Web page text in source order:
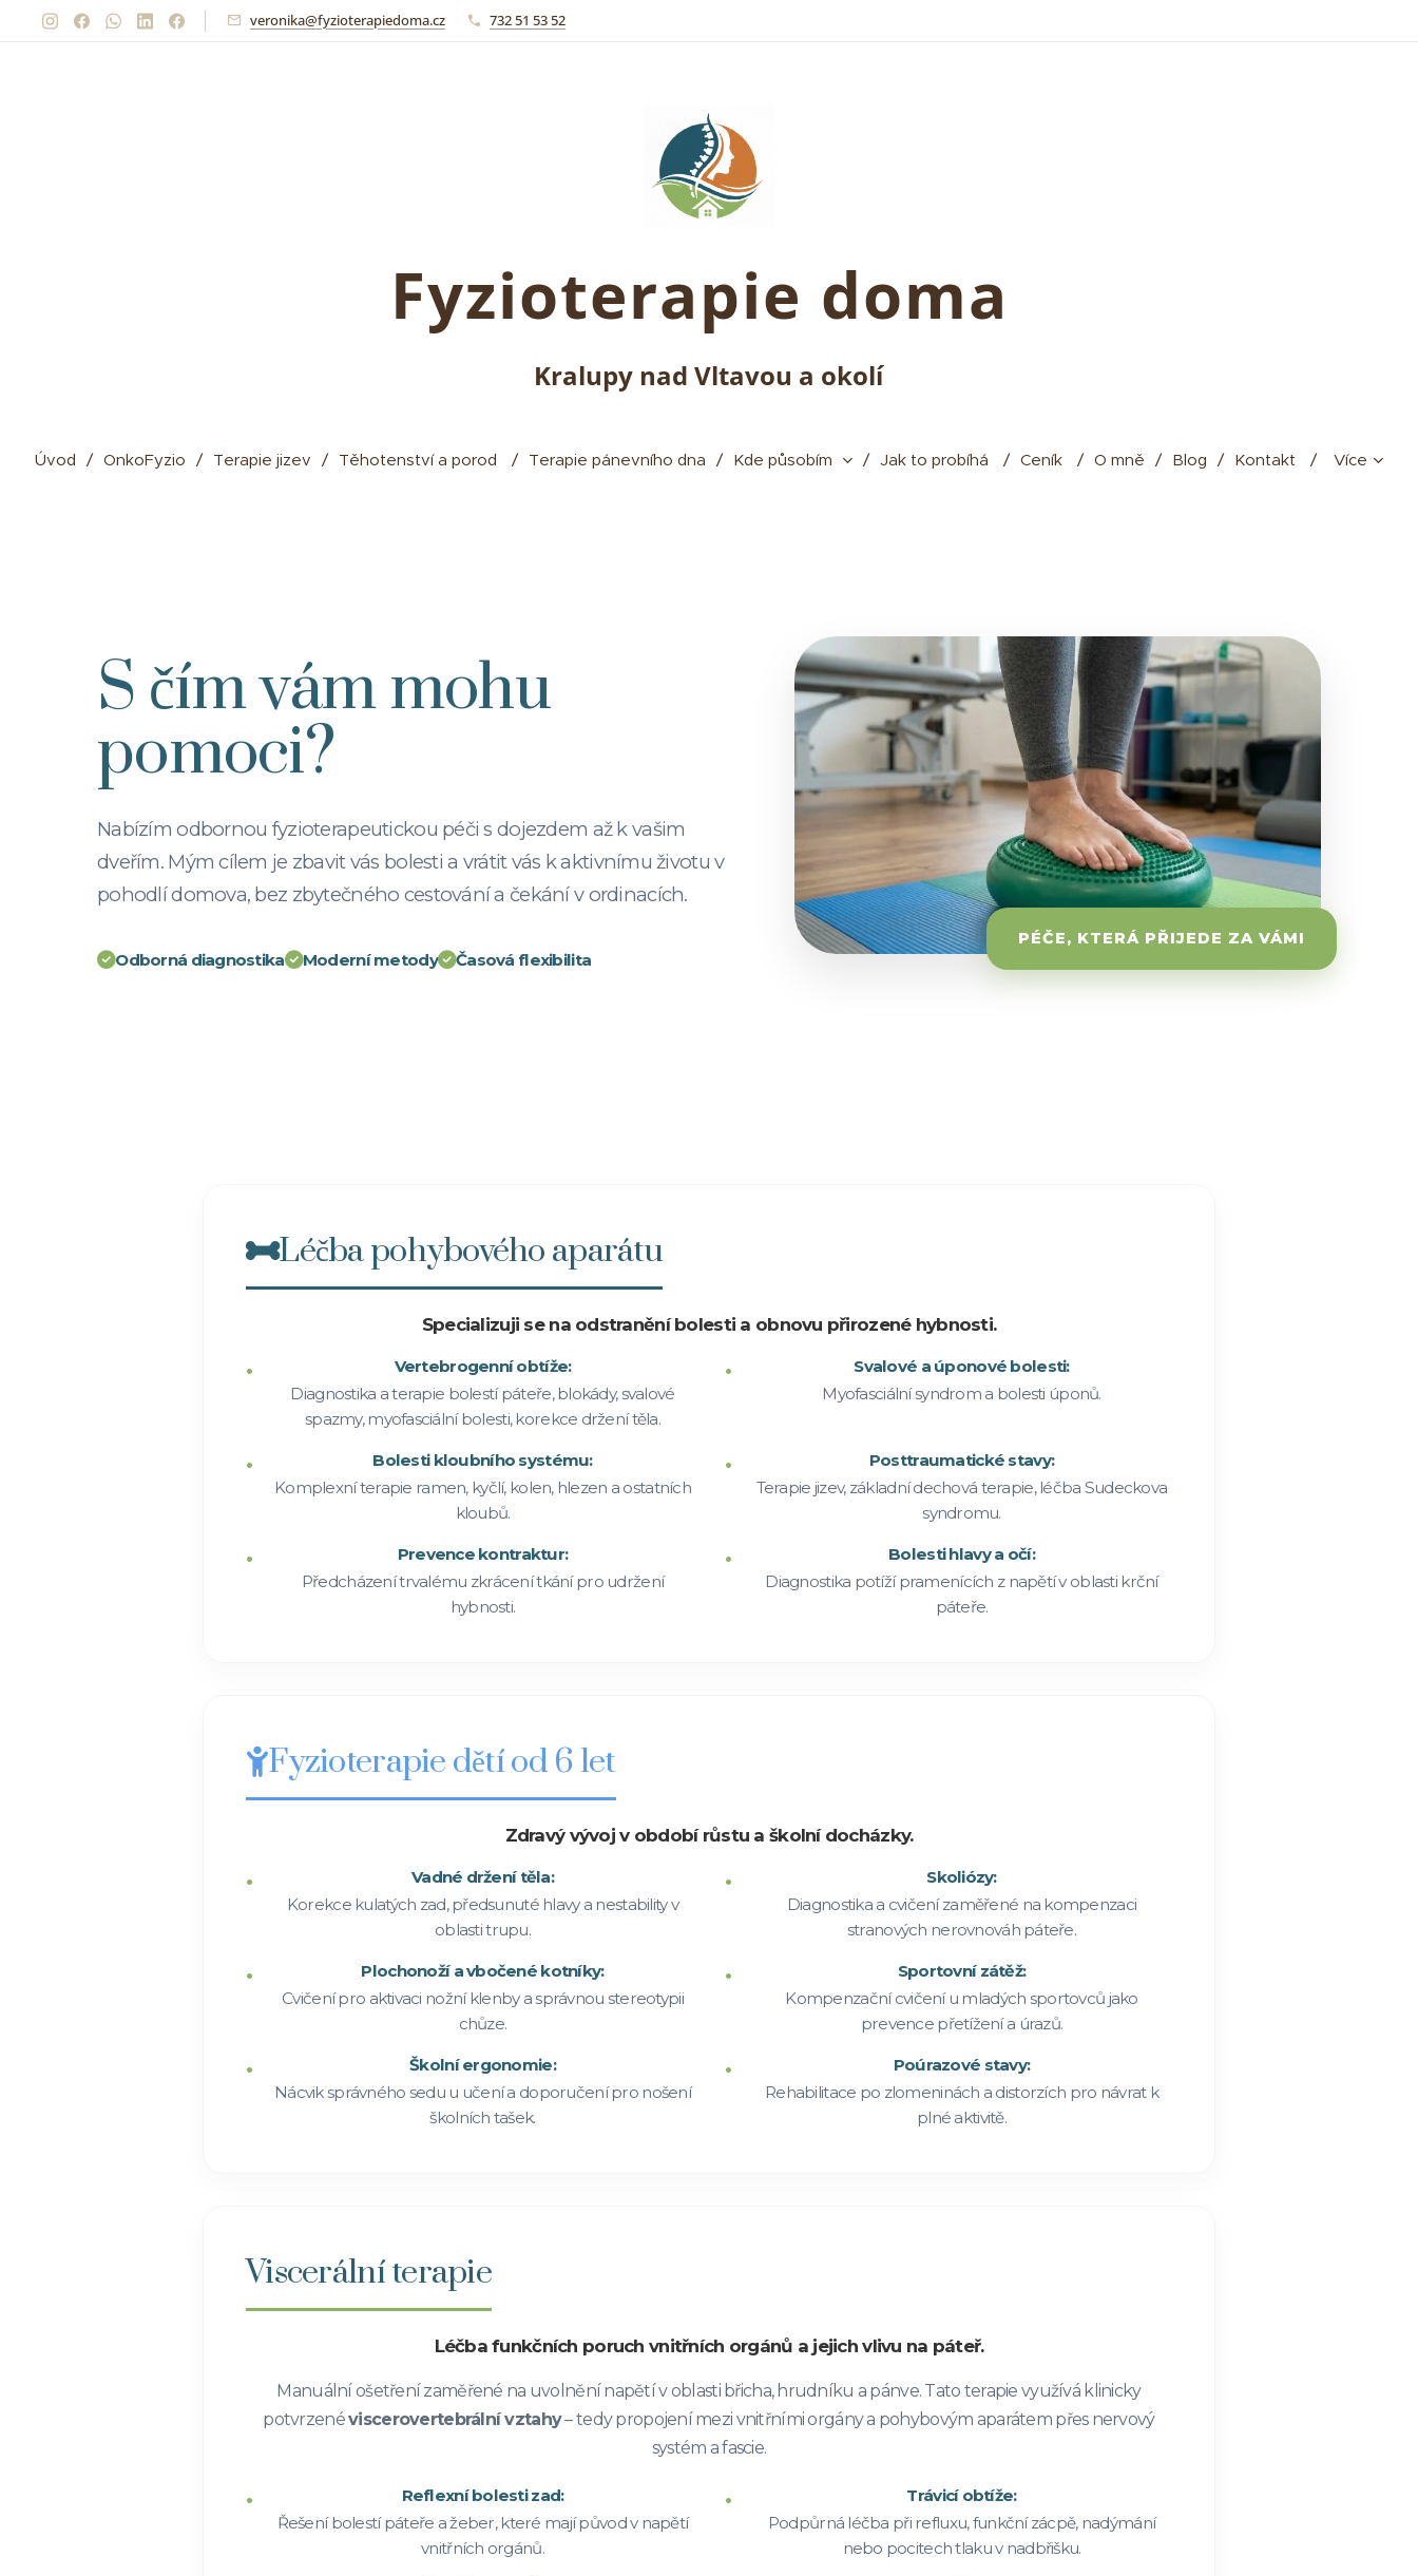
veronika@fyzioterapiedoma.cz 732 51 53 52
Fyzioterapie doma
Kralupy nad Vltavou a okolí
Úvod OnkoFyzio Terapie jizev Těhotenství a porod Terapie pánevního dna Kde působím Jak to probíhá Ceník O mně Blog Kontakt Více
S čím vám mohu
pomoci?
Nabízím odbornou fyzioterapeutickou péči s dojezdem až k vašim
dveřím. Mým cílem je zbavit vás bolesti a vrátit vás k aktivnímu životu v
pohodlí domova, bez zbytečného cestování a čekání v ordinacích.
Odborná diagnostika Moderní metody Časová flexibilita
PÉČE, KTERÁ PŘIJEDE ZA VÁMI
Léčba pohybového aparátu
Specializuji se na odstranění bolesti a obnovu přirozené hybnosti.
Vertebrogenní obtíže:
Diagnostika a terapie bolestí páteře, blokády, svalové
spazmy, myofasciální bolesti, korekce držení těla.
Svalové a úponové bolesti:
Myofasciální syndrom a bolesti úponů.
Bolesti kloubního systému:
Komplexní terapie ramen, kyčlí, kolen, hlezen a ostatních
kloubů.
Posttraumatické stavy:
Terapie jizev, základní dechová terapie, léčba Sudeckova
syndromu.
Prevence kontraktur:
Předcházení trvalému zkrácení tkání pro udržení
hybnosti.
Bolesti hlavy a očí:
Diagnostika potíží pramenících z napětí v oblasti krční
páteře.
Fyzioterapie dětí od 6 let
Zdravý vývoj v období růstu a školní docházky.
Vadné držení těla:
Korekce kulatých zad, předsunuté hlavy a nestability v
oblasti trupu.
Skoliózy:
Diagnostika a cvičení zaměřené na kompenzaci
stranových nerovnováh páteře.
Plochonoží a vbočené kotníky:
Cvičení pro aktivaci nožní klenby a správnou stereotypii
chůze.
Sportovní zátěž:
Kompenzační cvičení u mladých sportovců jako
prevence přetížení a úrazů.
Školní ergonomie:
Nácvik správného sedu u učení a doporučení pro nošení
školních tašek.
Poúrazové stavy:
Rehabilitace po zlomeninách a distorzích pro návrat k
plné aktivitě.
Viscerální terapie
Léčba funkčních poruch vnitřních orgánů a jejich vlivu na páteř.
Manuální ošetření zaměřené na uvolnění napětí v oblasti břicha, hrudníku a pánve. Tato terapie využívá klinicky
potvrzenéviscerovertebrální vztahy– tedy propojení mezi vnitřními orgány a pohybovým aparátem přes nervový
systém a fascie.
Reflexní bolesti zad:
Řešení bolestí páteře a žeber, které mají původ v napětí
vnitřních orgánů.
Trávicí obtíže:
Podpůrná léčba při refluxu, funkční zácpě, nadýmání
nebo pocitech tlaku v nadbřišku.